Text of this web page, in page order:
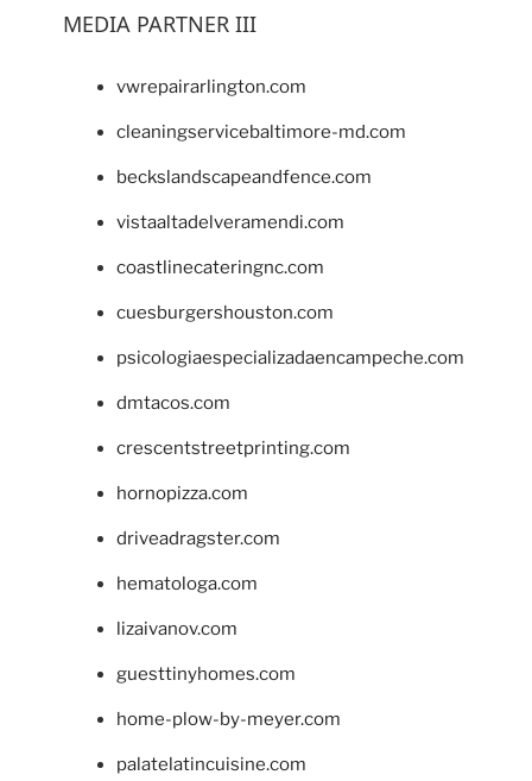
MEDIA PARTNER III
vwrepairarlington.com
cleaningservicebaltimore-md.com
beckslandscapeandfence.com
vistaaltadelveramendi.com
coastlinecateringnc.com
cuesburgershouston.com
psicologiaespecializadaencampeche.com
dmtacos.com
crescentstreetprinting.com
hornopizza.com
driveadragster.com
hematologa.com
lizaivanov.com
guesttinyhomes.com
home-plow-by-meyer.com
palatelatincuisine.com